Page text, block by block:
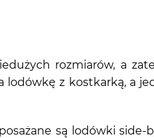
rozmiarów, a
z kostkarką, a
są lodówki side-